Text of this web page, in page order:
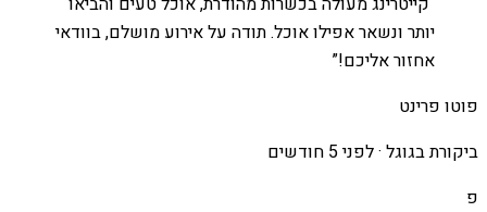
יותר ונשאר אפילו אוכל. תודה על אירוע מושלם, בוודאי
אחזור אליכם!”
פוטו פרינט
ביקורת בגוגל ·לפני 5 חודשים
פ